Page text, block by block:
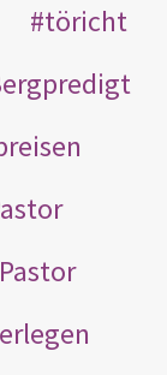
töricht
Pastor